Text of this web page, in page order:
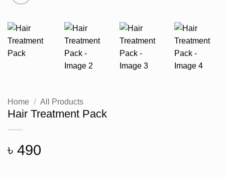
Home / All Products
Hair Treatment Pack
৳ 490